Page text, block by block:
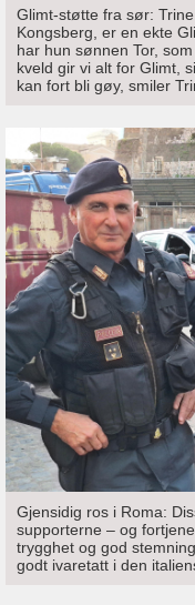
Glimt-støtte fra sør:
Kongsberg, er en ekte
har hun sønnen Tor,
kveld gir vi alt for Glimt,
kan fort bli gøy, smiler
Gjensidig ros i Roma:
supporterne – og
trygghet og god
godt ivaretatt i den